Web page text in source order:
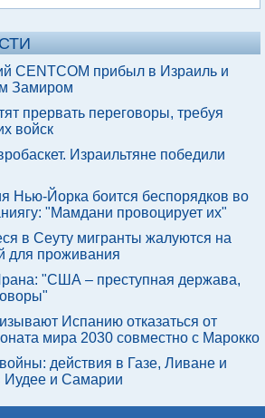
CENTCOM прибыл в Израиль и
Замиром
прервать переговоры, требуя
войск
Израильтяне победили
Нью-Йорка боится беспорядков во
"Мамдани провоцирует их"
в Сеуту мигранты жалуются на
для проживания
"США – преступная держава,
Испанию отказаться от
мира 2030 совместно с Марокко
действия в Газе, Ливане и
Иудее и Самарии